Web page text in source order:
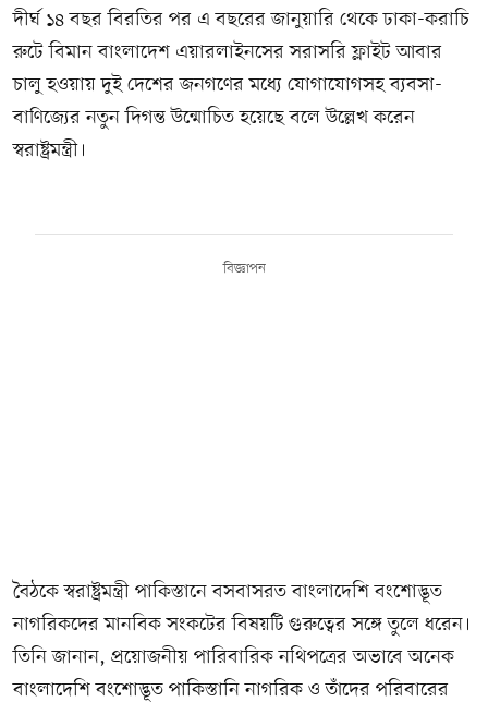
দীর্ঘ ১৪ বছর বিরতির পর এ বছরের জানুয়ারি থেকে ঢাকা-করাচি
রুটে বিমান বাংলাদেশ এয়ারলাইনসের সরাসরি ফ্লাইট আবার
চালু হওয়ায় দুই দেশের জনগণের মধ্যে যোগাযোগসহ ব্যবসা-
বাণিজ্যের নতুন দিগন্ত উন্মোচিত হয়েছে বলে উল্লেখ করেন
স্বরাষ্ট্রমন্ত্রী।
বিজ্ঞাপন
বৈঠকে স্বরাষ্ট্রমন্ত্রী পাকিস্তানে বসবাসরত বাংলাদেশি বংশোদ্ভূত
নাগরিকদের মানবিক সংকটের বিষয়টি গুরুত্বের সঙ্গে তুলে ধরেন।
তিনি জানান, প্রয়োজনীয় পারিবারিক নথিপত্রের অভাবে অনেক
বাংলাদেশি বংশোদ্ভূত পাকিস্তানি নাগরিক ও তাঁদের পরিবারের